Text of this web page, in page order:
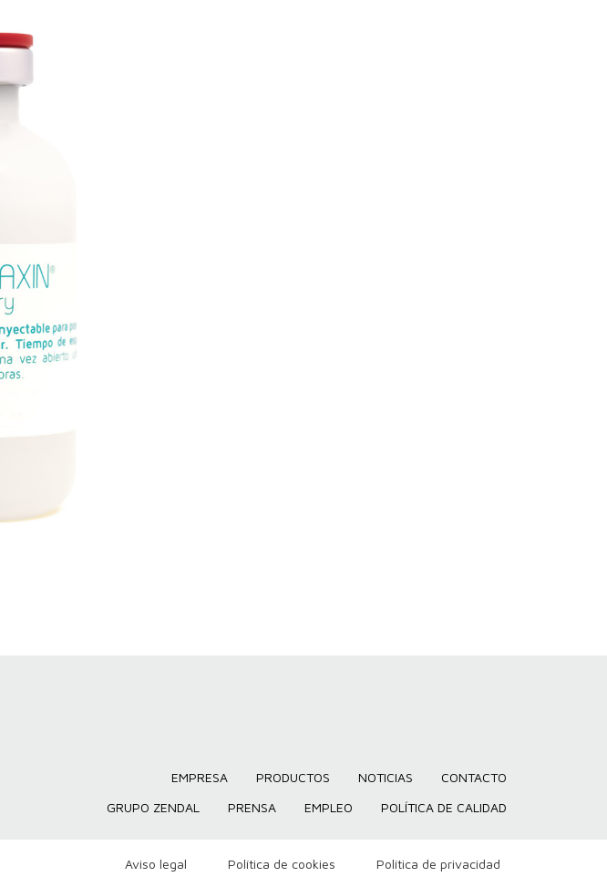
EMPRESA PRODUCTOS NOTICIAS
CONTACTO
GRUPO ZENDAL
PRENSA EMPLEO POLÍTICA DE CALIDAD
Aviso legal Política de cookies Política de privacidad